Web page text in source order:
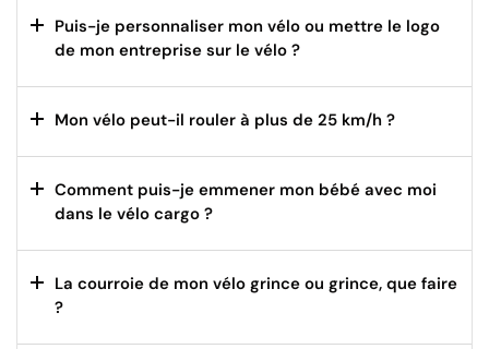
Puis-je personnaliser mon vélo ou mettre le logo
de mon entreprise sur le vélo ?
Mon vélo peut-il rouler à plus de 25 km/h ?
Comment puis-je emmener mon bébé avec moi
dans le vélo cargo ?
La courroie de mon vélo grince ou grince, que faire
?